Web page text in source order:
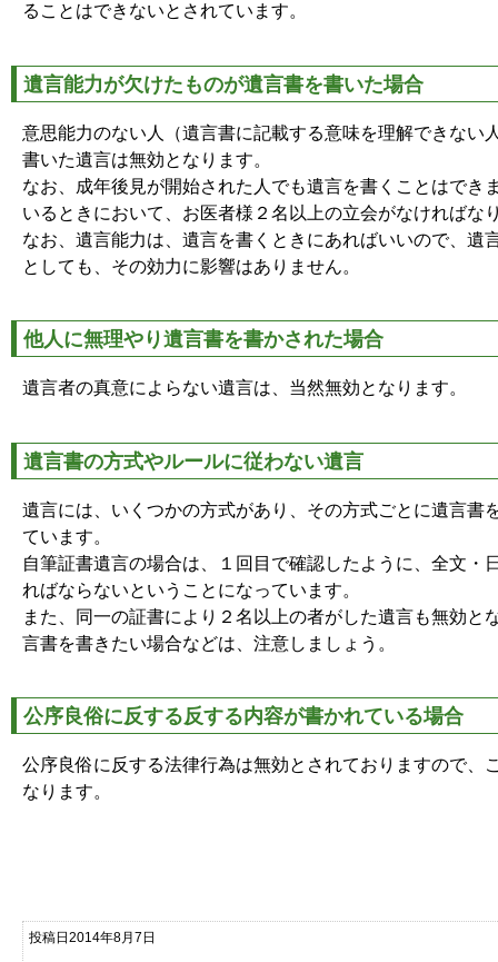
ることはできないとされています。
遺言能力が欠けたものが遺言書を書いた場合
意思能力のない人（遺言書に記載する意味を理解できない
書いた遺言は無効となります。
なお、成年後見が開始された人でも遺言を書くことはでき
いるときにおいて、お医者様２名以上の立会がなければな
なお、遺言能力は、遺言を書くときにあればいいので、遺
としても、その効力に影響はありません。
他人に無理やり遺言書を書かされた場合
遺言者の真意によらない遺言は、当然無効となります。
遺言書の方式やルールに従わない遺言
遺言には、いくつかの方式があり、その方式ごとに遺言書
ています。
自筆証書遺言の場合は、１回目で確認したように、全文・
ればならないということになっています。
また、同一の証書により２名以上の者がした遺言も無効と
言書を書きたい場合などは、注意しましょう。
公序良俗に反する反する内容が書かれている場合
公序良俗に反する法律行為は無効とされておりますので、
なります。
投稿日2014年8月7日